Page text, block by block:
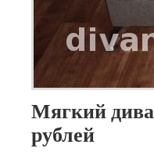
Мягкий
рублей